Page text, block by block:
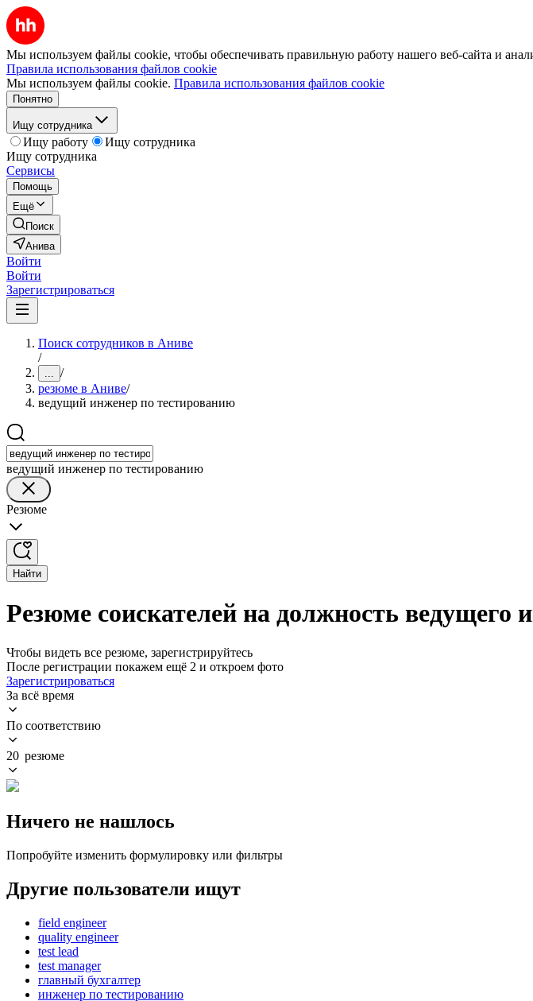
Мы используем файлы cookie, чтобы обеспечивать правильную работу нашего веб-сайта и
Правила использования файлов cookie
Мы используем файлы cookie. Правила использования файлов cookie
Понятно
Ищу сотрудника
Ищу работу
Ищу сотрудника
Ищу сотрудника
Сервисы
Помощь
Ещё
Поиск
Анива
Войти
Войти
Зарегистрироваться
Поиск сотрудников в Аниве
/
... /
резюме в Аниве/
ведущий инженер по тестированию
ведущий инженер по тестированию
Резюме
Найти
Резюме соискателей на должность ведущего
Чтобы видеть все резюме, зарегистрируйтесь
После регистрации покажем ещё 2 и откроем фото
Зарегистрироваться
За всё время
По соответствию
20 резюме
Ничего не нашлось
Попробуйте изменить формулировку или фильтры
Другие пользователи ищут
field engineer
quality engineer
test lead
test manager
главный бухгалтер
инженер по тестированию